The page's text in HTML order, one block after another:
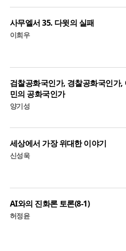
사무엘서 35. 다윗의 실패
이희우
검찰공화국인가, 경찰공화국인가,
민의 공화국인가
양기성
세상에서 가장 위대한 이야기
신성욱
AI와의 진화론 토론(8-1)
허정윤